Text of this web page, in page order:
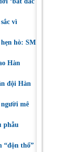
vì
hò: SM
Hàn
đội Hàn
mê
phẫu
“độn thổ”